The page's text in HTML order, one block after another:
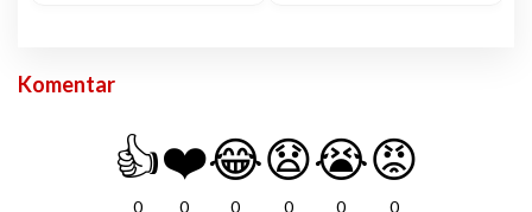
Komentar
👍
0
❤️
0
😂
0
😧
0
😭
0
😡
0